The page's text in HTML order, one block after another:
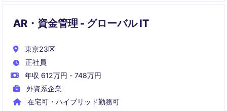
AR・資金管理 - グローバル IT
東京23区
正社員
年収 612万円 - 748万円
外資系企業
在宅可・ハイブリッド勤務可